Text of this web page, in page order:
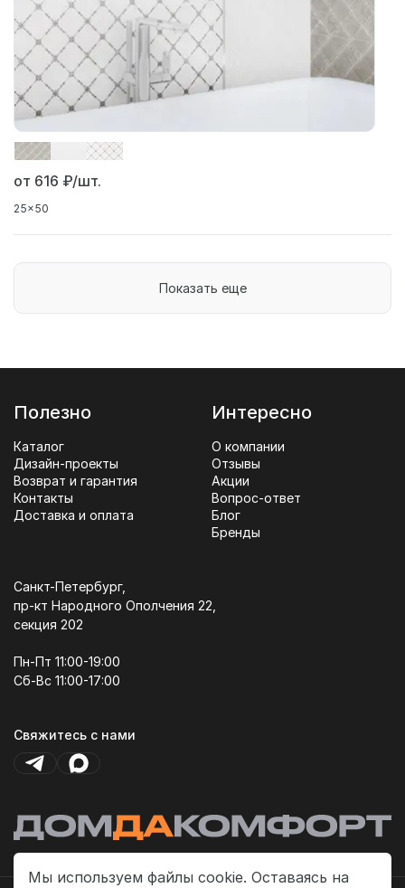
Мы используем файлы cookie. Оставаясь на
от 616 ₽/шт.
25x50
Показать еще
Полезно
Каталог
Дизайн-проекты
Возврат и гарантия
Контакты
Доставка и оплата
Интересно
О компании
Отзывы
Акции
Вопрос-ответ
Блог
Бренды
Санкт-Петербург,
пр-кт Народного Ополчения 22,
секция 202
Пн-Пт 11:00-19:00
Сб-Вс 11:00-17:00
Свяжитесь с нами